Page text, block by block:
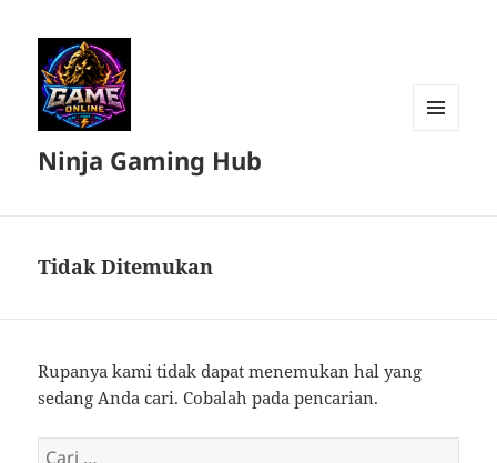
Ninja Gaming Hub
Tidak Ditemukan
Rupanya kami tidak dapat menemukan hal yang
sedang Anda cari. Cobalah pada pencarian.
Cari